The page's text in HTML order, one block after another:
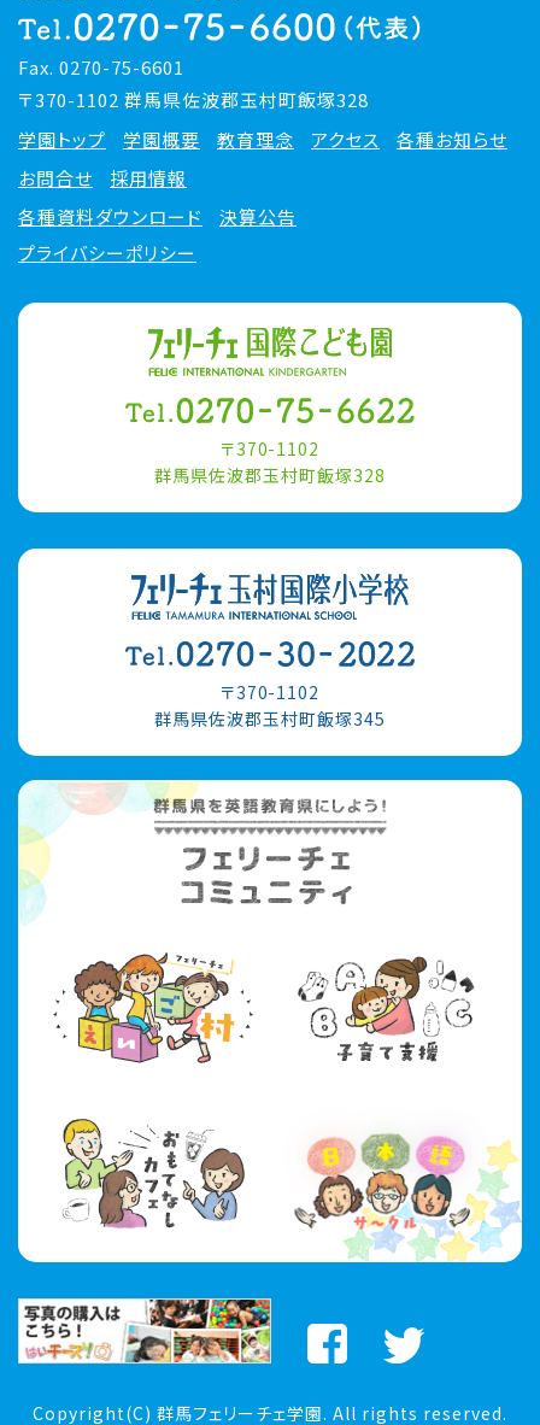
Fax. 0270-75-6601
〒370-1102 群馬県佐波郡玉村町飯塚328
プライバシーポリシー
学園トップ 学園概要 教育理念 アクセス
各種お知らせ
お問合せ
採用情報
各種資料ダウンロード
決算公告
〒370-1102
群馬県佐波郡玉村町飯塚328
〒370-1102
群馬県佐波郡玉村町飯塚345
Copyright(C) 群馬フェリーチェ学園. All rights reserved.